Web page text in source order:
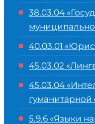
38.03.04
40.03.01
45.03.02
45.03.04 «
5.9.6 «Языки